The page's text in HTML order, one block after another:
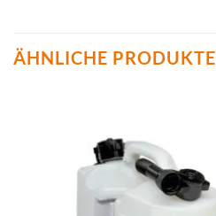
ÄHNLICHE PRODUKTE